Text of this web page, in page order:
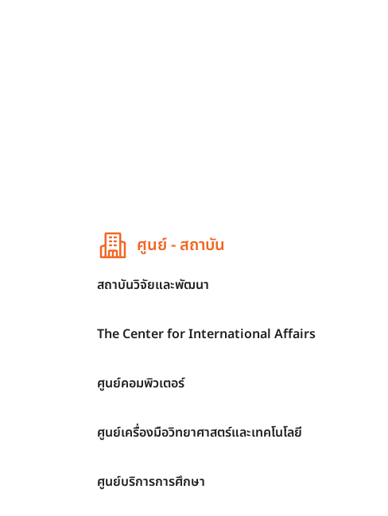
ศูนย์ - สถาบัน
สถาบันวิจัยและพัฒนา
The Center for International Affairs
ศูนย์คอมพิวเตอร์
ศูนย์เครื่องมือวิทยาศาสตร์และเทคโนโลยี
ศูนย์บริการการศึกษา